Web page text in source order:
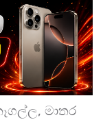
මාතර